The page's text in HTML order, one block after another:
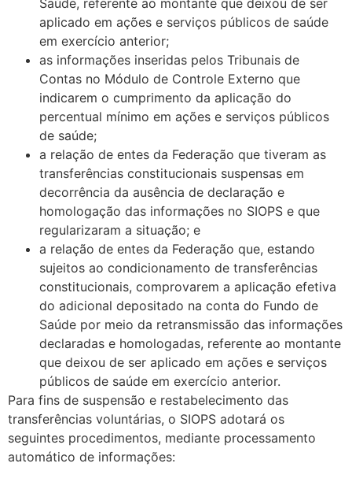
aplicado em ações e serviços públicos de saúde
em exercício anterior;
as informações inseridas pelos Tribunais de
Contas no Módulo de Controle Externo que
indicarem o cumprimento da aplicação do
percentual mínimo em ações e serviços públicos
de saúde;
a relação de entes da Federação que tiveram as
transferências constitucionais suspensas em
decorrência da ausência de declaração e
homologação das informações no SIOPS e que
regularizaram a situação; e
a relação de entes da Federação que, estando
sujeitos ao condicionamento de transferências
constitucionais, comprovarem a aplicação efetiva
do adicional depositado na conta do Fundo de
Saúde por meio da retransmissão das informações
declaradas e homologadas, referente ao montante
que deixou de ser aplicado em ações e serviços
públicos de saúde em exercício anterior.
Para fins de suspensão e restabelecimento das
transferências voluntárias, o SIOPS adotará os
seguintes procedimentos, mediante processamento
automático de informações: